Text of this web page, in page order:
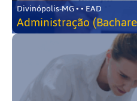
Divinópolis-MG • • EAD
Administração